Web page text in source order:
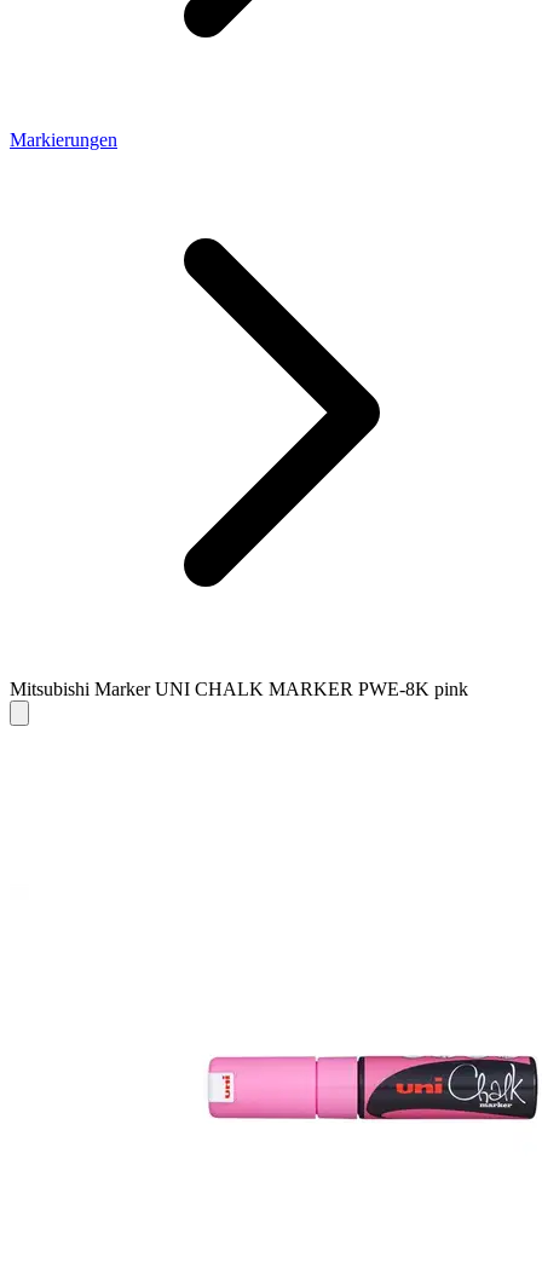
Markierungen
Mitsubishi Marker UNI CHALK MARKER PWE-8K pink